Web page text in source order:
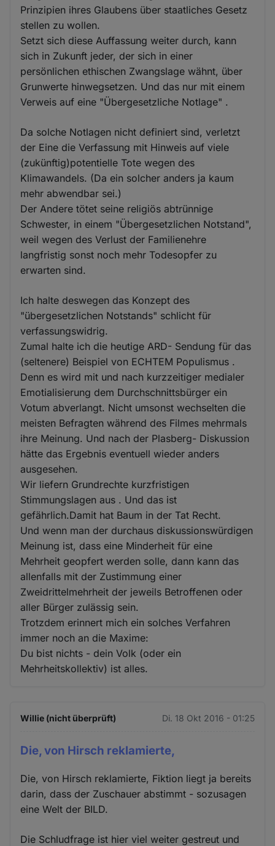
Prinzipien ihres Glaubens über staatliches Gesetz
stellen zu wollen.
Setzt sich diese Auffassung weiter durch, kann
sich in Zukunft jeder, der sich in einer
persönlichen ethischen Zwangslage wähnt, über
Grunwerte hinwegsetzen. Und das nur mit einem
Verweis auf eine "Übergesetzliche Notlage" .
Da solche Notlagen nicht definiert sind, verletzt
der Eine die Verfassung mit Hinweis auf viele
(zukünftig)potentielle Tote wegen des
Klimawandels. (Da ein solcher anders ja kaum
mehr abwendbar sei.)
Der Andere tötet seine religiös abtrünnige
Schwester, in einem "Übergesetzlichen Notstand",
weil wegen des Verlust der Familienehre
langfristig sonst noch mehr Todesopfer zu
erwarten sind.
Ich halte deswegen das Konzept des
"übergesetzlichen Notstands" schlicht für
verfassungswidrig.
Zumal halte ich die heutige ARD- Sendung für das
(seltenere) Beispiel von ECHTEM Populismus .
Denn es wird mit und nach kurzzeitiger medialer
Emotialisierung dem Durchschnittsbürger ein
Votum abverlangt. Nicht umsonst wechselten die
meisten Befragten während des Filmes mehrmals
ihre Meinung. Und nach der Plasberg- Diskussion
hätte das Ergebnis eventuell wieder anders
ausgesehen.
Wir liefern Grundrechte kurzfristigen
Stimmungslagen aus . Und das ist
gefährlich.Damit hat Baum in der Tat Recht.
Und wenn man der durchaus diskussionswürdigen
Meinung ist, dass eine Minderheit für eine
Mehrheit geopfert werden solle, dann kann das
allenfalls mit der Zustimmung einer
Zweidrittelmehrheit der jeweils Betroffenen oder
aller Bürger zulässig sein.
Trotzdem erinnert mich ein solches Verfahren
immer noch an die Maxime:
Du bist nichts - dein Volk (oder ein
Mehrheitskollektiv) ist alles.
Willie (nicht überprüft) Di. 18 Okt 2016 - 01:25
Die, von Hirsch reklamierte,
Die, von Hirsch reklamierte, Fiktion liegt ja bereits
darin, dass der Zuschauer abstimmt - sozusagen
eine Welt der BILD.
Die Schludfrage ist hier viel weiter gestreut und